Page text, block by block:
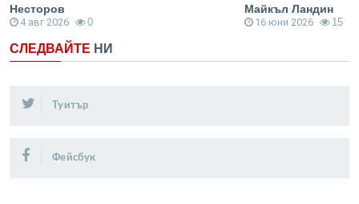
Несторов
4 авг 2026 0
Майкъл Ландин
16 юни 2026 15
СЛЕДВАЙТЕ НИ
Туитър
Фейсбук